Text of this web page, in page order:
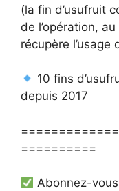
(la fin d’usufruit
de l’opération,
récupère l’usage
10 fins
depuis 2017
==========
Abonnez-vous